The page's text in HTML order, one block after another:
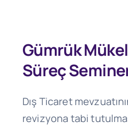
Gümrük
Süreç
Dış Ticaret
revizyona tabi